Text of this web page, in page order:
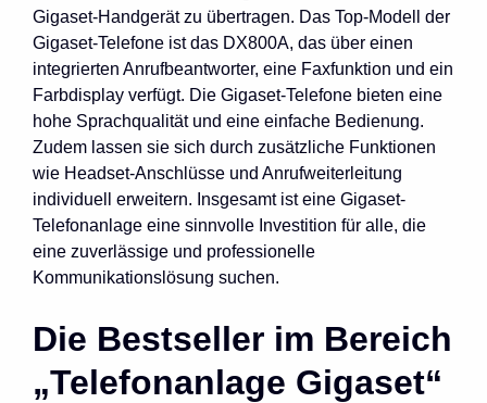
Gigaset-Handgerät zu übertragen. Das Top-Modell der
Gigaset-Telefone ist das DX800A, das über einen
integrierten Anrufbeantworter, eine Faxfunktion und ein
Farbdisplay verfügt. Die Gigaset-Telefone bieten eine
hohe Sprachqualität und eine einfache Bedienung.
Zudem lassen sie sich durch zusätzliche Funktionen
wie Headset-Anschlüsse und Anrufweiterleitung
individuell erweitern. Insgesamt ist eine Gigaset-
Telefonanlage eine sinnvolle Investition für alle, die
eine zuverlässige und professionelle
Kommunikationslösung suchen.
Die Bestseller im Bereich
„Telefonanlage Gigaset“